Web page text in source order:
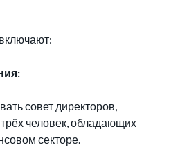
совет директоров,
человек, обладающих
секторе.